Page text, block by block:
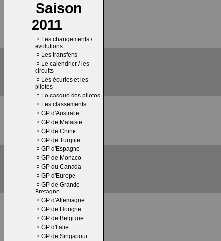
Saison
2011
¤ Les changements /
évolutions
¤ Les transferts
¤ Le calendrier / les
circuits
¤ Les écuries et les
pilotes
¤ Le casque des pilotes
¤ Les classements
¤ GP d'Australie
¤ GP de Malaisie
¤ GP de Chine
¤ GP de Turquie
¤ GP d'Espagne
¤ GP de Monaco
¤ GP du Canada
¤ GP d'Europe
¤ GP de Grande
Bretagne
¤ GP d'Allemagne
¤ GP de Hongrie
¤ GP de Belgique
¤ GP d'Italie
¤ GP de Singapour